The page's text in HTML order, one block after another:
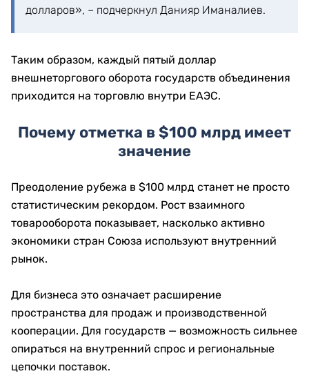
долларов», – подчеркнул Данияр Иманалиев.
Таким образом, каждый пятый доллар
внешнеторгового оборота государств объединения
приходится на торговлю внутри ЕАЭС.
Почему отметка в $100 млрд имеет
значение
Преодоление рубежа в $100 млрд станет не просто
статистическим рекордом. Рост взаимного
товарооборота показывает, насколько активно
экономики стран Союза используют внутренний
рынок.
Для бизнеса это означает расширение
пространства для продаж и производственной
кооперации. Для государств — возможность сильнее
опираться на внутренний спрос и региональные
цепочки поставок.